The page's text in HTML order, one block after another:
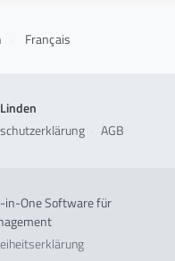
· Français
AGB
in-One Software für